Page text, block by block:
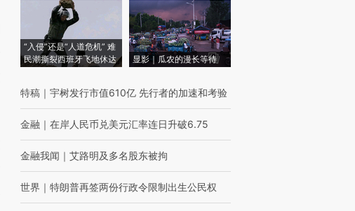
“入侵”还是“人道危机” 难
民潮撕裂西班牙飞地休达
显影｜瓜农的漫长等待
特稿 ｜ 宇树发行市值610亿 先行者的加速和考验
金融 ｜ 在岸人民币兑美元汇率连日升破6.75
金融我闻 ｜ 艾路明及多名股东被拘
世界 ｜ 特朗普再签两份行政令限制出生公民权